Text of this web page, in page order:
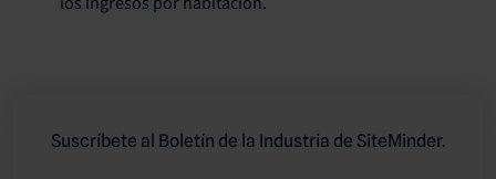
Suscríbete al Boletín de la Industria de SiteMinder.